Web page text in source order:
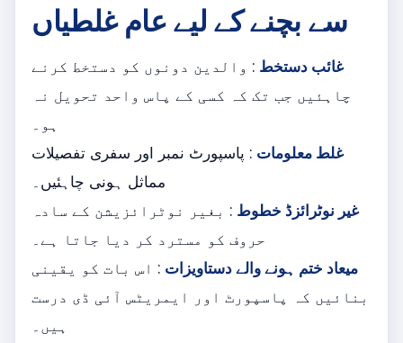
سے بچنے کے لیے عام غلطیاں
غائب دستخط : والدین دونوں کو دستخط کرنے
چاہئیں جب تک کہ کسی کے پاس واحد تحویل نہ
ہو۔
غلط معلومات : پاسپورٹ نمبر اور سفری تفصیلات
مماثل ہونی چاہئیں۔
غیر نوٹرائزڈ خطوط : بغیر نوٹرائزیشن کے سادہ
حروف کو مسترد کر دیا جاتا ہے۔
میعاد ختم ہونے والے دستاویزات : اس بات کو یقینی
بنائیں کہ پاسپورٹ اور ایمریٹس آئی ڈی درست
ہیں۔